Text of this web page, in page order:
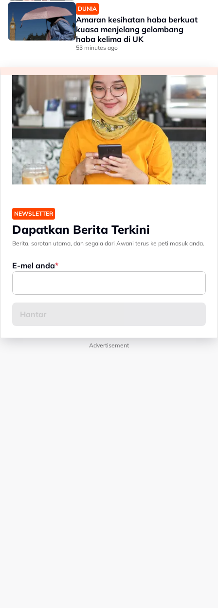
DUNIA
Amaran kesihatan haba berkuat
kuasa menjelang gelombang
haba kelima di UK
53 minutes ago
NEWSLETTER
Dapatkan Berita Terkini
Berita, sorotan utama, dan segala dari Awani terus ke peti masuk anda.
E-mel anda
Advertisement